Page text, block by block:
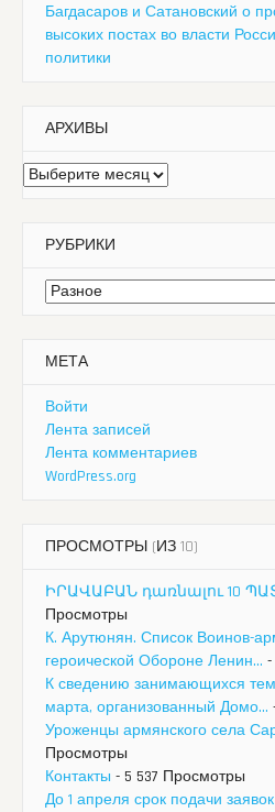
Багдасаров и Сатановский о
высоких постах во власти
политики
АРХИВЫ
Архивы
РУБРИКИ
Рубрики
МЕТА
Войти
Лента записей
Лента комментариев
WordPress.org
ПРОСМОТРЫ (ИЗ 10)
ԻՐԱՎԱԲԱՆ դառնալու 10
Просмотры
К. Арутюнян. Список Воинов-
героической Обороне Ленин...
К сведению занимающихся
марта, организованный Домо...
Уроженцы армянского села
Просмотры
Контакты - 5 537 Просмотры
До 1 апреля срок подачи